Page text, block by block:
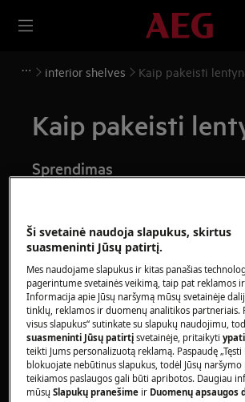
interior shelves Kaip pakeisti
Kaip pakeisti
Sprendimas
Prieš atlikdami techninę priežiūrą,
Visada būkite atsargūs, kai perkeliate
sunkiuosius prietaisus reikia perkelti
asmenims.
Visada naudokite apsaugines pirštines
avalynę.
Atkreipkite dėmesį, kad netinkamas
neprofesionalus remontas gali turėti
Ši svetainė naudoja slapukus, skirtus
suasmeninti Jūsų patirtį.
Mes naudojame slapukus ir kitas panašias
pagerintume svetainės veikimą, taip pat reklamos
Informacija apie Jūsų naršymą mūsų svetainėje
tinklų, reklamos ir duomenų analitikos partneriais.
visus slapukus“ sutinkate su slapukų naudojimu,
suasmeninti Jūsų patirtįsvetainėje, pritaikyti
teikti Jums personalizuotą reklamą. Paspaudę
blokuojate nebūtinus slapukus, todėl Jūsų
teikiamos paslaugos gali būti apribotos. Daugiau
mūsųSlapukų pranešime ir Duomenų apsaugos